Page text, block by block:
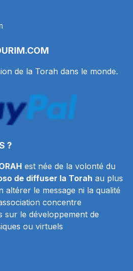
de la Torah dans le monde.
?
est née de la volonté du
de diffuser la Torah au plus
altérer le message ni la qualité
concentre
sur le développement de
ou virtuels